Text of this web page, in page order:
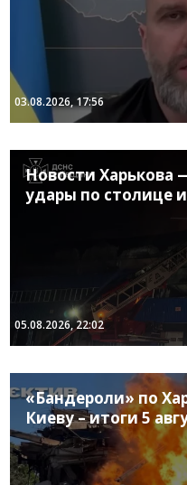
03.08.2026, 17:56
Новости Харькова
удары по столице
05.08.2026, 22:02
«Бандероли» по
Киеву – итоги 5